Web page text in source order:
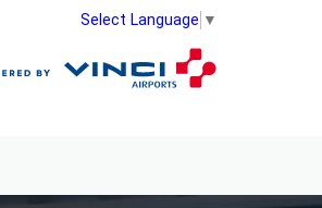
Select Language ▼